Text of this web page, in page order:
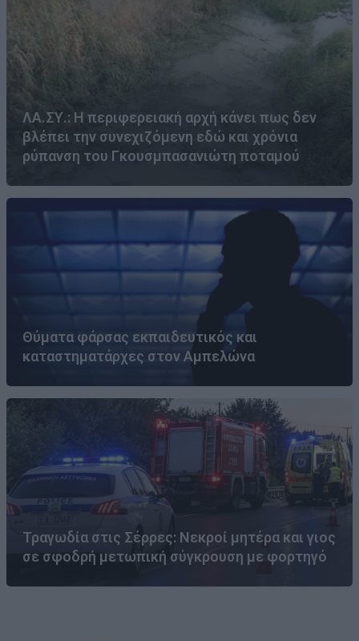
ΛΑ.ΣΥ.: Η περιφερειακή αρχή κάνει πως δεν
βλέπει την συνεχιζόμενη εδώ και χρόνια
ρύπανση του Γκουσμπασανιώτη ποταμού
Θύματα φάρσας εκπαιδευτικός και
καταστηματάρχες στον Αμπελώνα
Τραγωδία στις Σέρρες: Νεκροί μητέρα και γιος
σε σφοδρή μετωπική σύγκρουση με φορτηγό